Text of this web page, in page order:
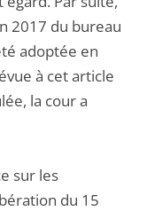
2017 du bureau
adoptée en
à cet article
la cour a
sur les
du 15